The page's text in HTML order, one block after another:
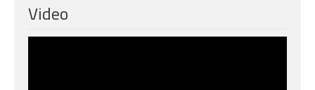
Video